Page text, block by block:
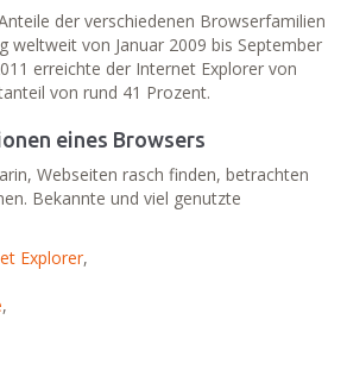
der verschiedenen Browserfamilien
weltweit von Januar 2009 bis September
erreichte der Internet Explorer von
von rund 41 Prozent.
eines Browsers
Webseiten rasch finden, betrachten
Bekannte und viel genutzte
Explorer,
,